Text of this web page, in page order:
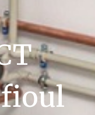
fioul